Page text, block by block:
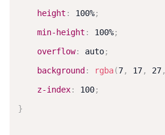
height : 100%;
min-height : 100%;
overflow: auto;
background : rgba(7, 17, 27,
z-index: 100;
}